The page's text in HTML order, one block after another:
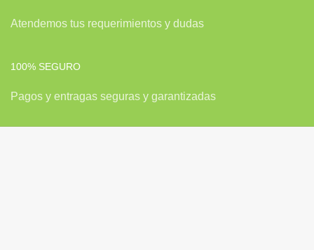
Atendemos tus requerimientos y dudas
100% SEGURO
Pagos y entragas seguras y garantizadas